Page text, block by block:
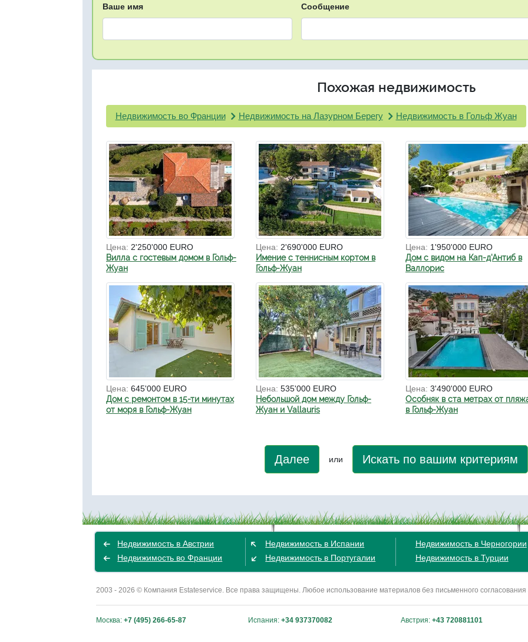
Ваше имя Сообщение
Похожая недвижимость
Недвижимость во Франции Недвижимость на Лазурном Берегу Недвижимость в Гольф Жуан
Цена: 2'250'000 EURO
Вилла с гостевым домом в Гольф-
Жуан
Цена: 2'690'000 EURO
Имение с теннисным кортом в
Гольф-Жуан
Цена: 1'950'000 EURO
Дом с видом на Кап-д'Антиб в
Валлорис
Цена: 645'000 EURO
Дом с ремонтом в 15-ти минутах
от моря в Гольф-Жуан
Цена: 535'000 EURO
Небольшой дом между Гольф-
Жуан и Vallauris
Цена: 3'490'000 EURO
Особняк в ста метрах от
в Гольф-Жуан
Далее или Искать по вашим критериям
Недвижимость в Австрии
Недвижимость во Франции
Недвижимость в Испании
Недвижимость в Португалии
Недвижимость в Черногории
Недвижимость в Турции
2003 - 2026 © Компания Estateservice. Все права защищены. Любое использование материалов без письменного
Москва: +7 (495) 266-65-87 Испания: +34 937370082 Австрия: +43 720881101